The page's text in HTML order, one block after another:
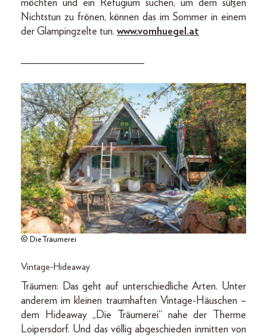
möchten und ein Refugium suchen, um dem süßen
Nichtstun zu frönen, können das im Sommer in einem
der Glampingzelte tun. www.vomhuegel.at
_______________________
© DieTräumerei
Vintage-Hideaway
Träumen: Das geht auf unterschiedliche Arten. Unter
anderem im kleinen traumhaften Vintage-Häuschen –
dem Hideaway „Die Träumerei“ nahe der Therme
Loipersdorf. Und das völlig abgeschieden inmitten von